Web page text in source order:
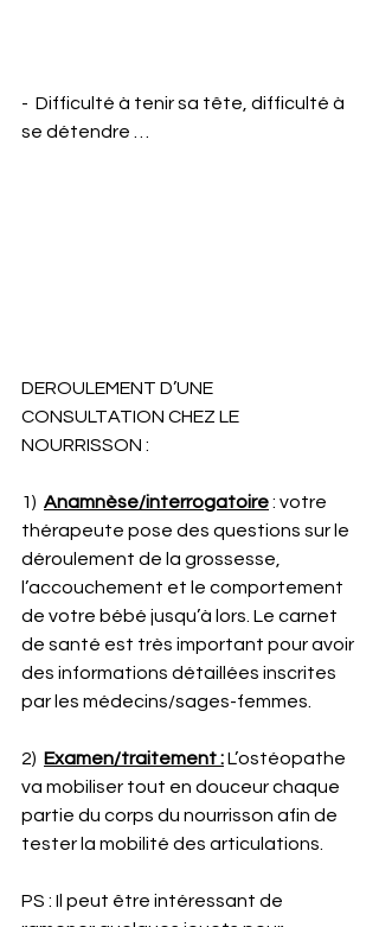
-  Difficulté à tenir sa tête, difficulté à
se détendre …
DEROULEMENT D’UNE
CONSULTATION CHEZ LE
NOURRISSON :
1) Anamnèse/interrogatoire : votre
thérapeute pose des questions sur le
déroulement de la grossesse,
l’accouchement et le comportement
de votre bébé jusqu’à lors. Le carnet
de santé est très important pour avoir
des informations détaillées inscrites
par les médecins/sages-femmes.
2) Examen/traitement : L’ostéopathe
va mobiliser tout en douceur chaque
partie du corps du nourrisson afin de
tester la mobilité des articulations.
PS : Il peut être intéressant de